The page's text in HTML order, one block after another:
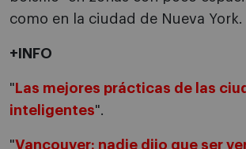
como en la ciudad de Nueva York.
+INFO
" Las mejores prácticas de las
inteligentes".
"Vancouver: nadie dijo que ser